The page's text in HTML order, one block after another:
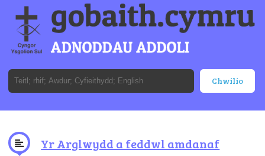
Yr Arglwydd a feddwl amdanaf